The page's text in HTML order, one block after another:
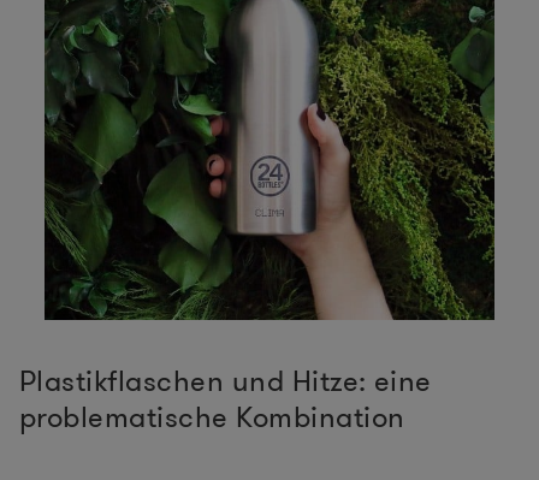
Plastikflaschen und Hitze: eine
problematische Kombination